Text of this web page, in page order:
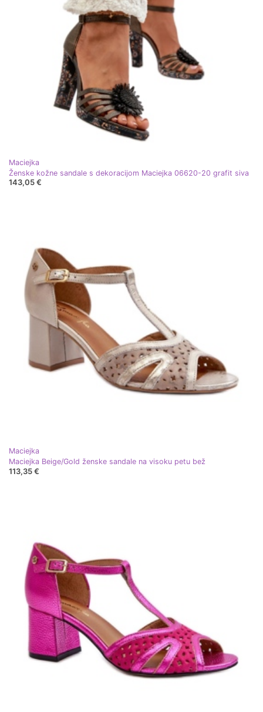
Maciejka
Ženske kožne sandale s dekoracijom Maciejka 06620-20 grafit siva
143,05 €
Maciejka
Maciejka Beige/Gold ženske sandale na visoku petu bež
113,35 €